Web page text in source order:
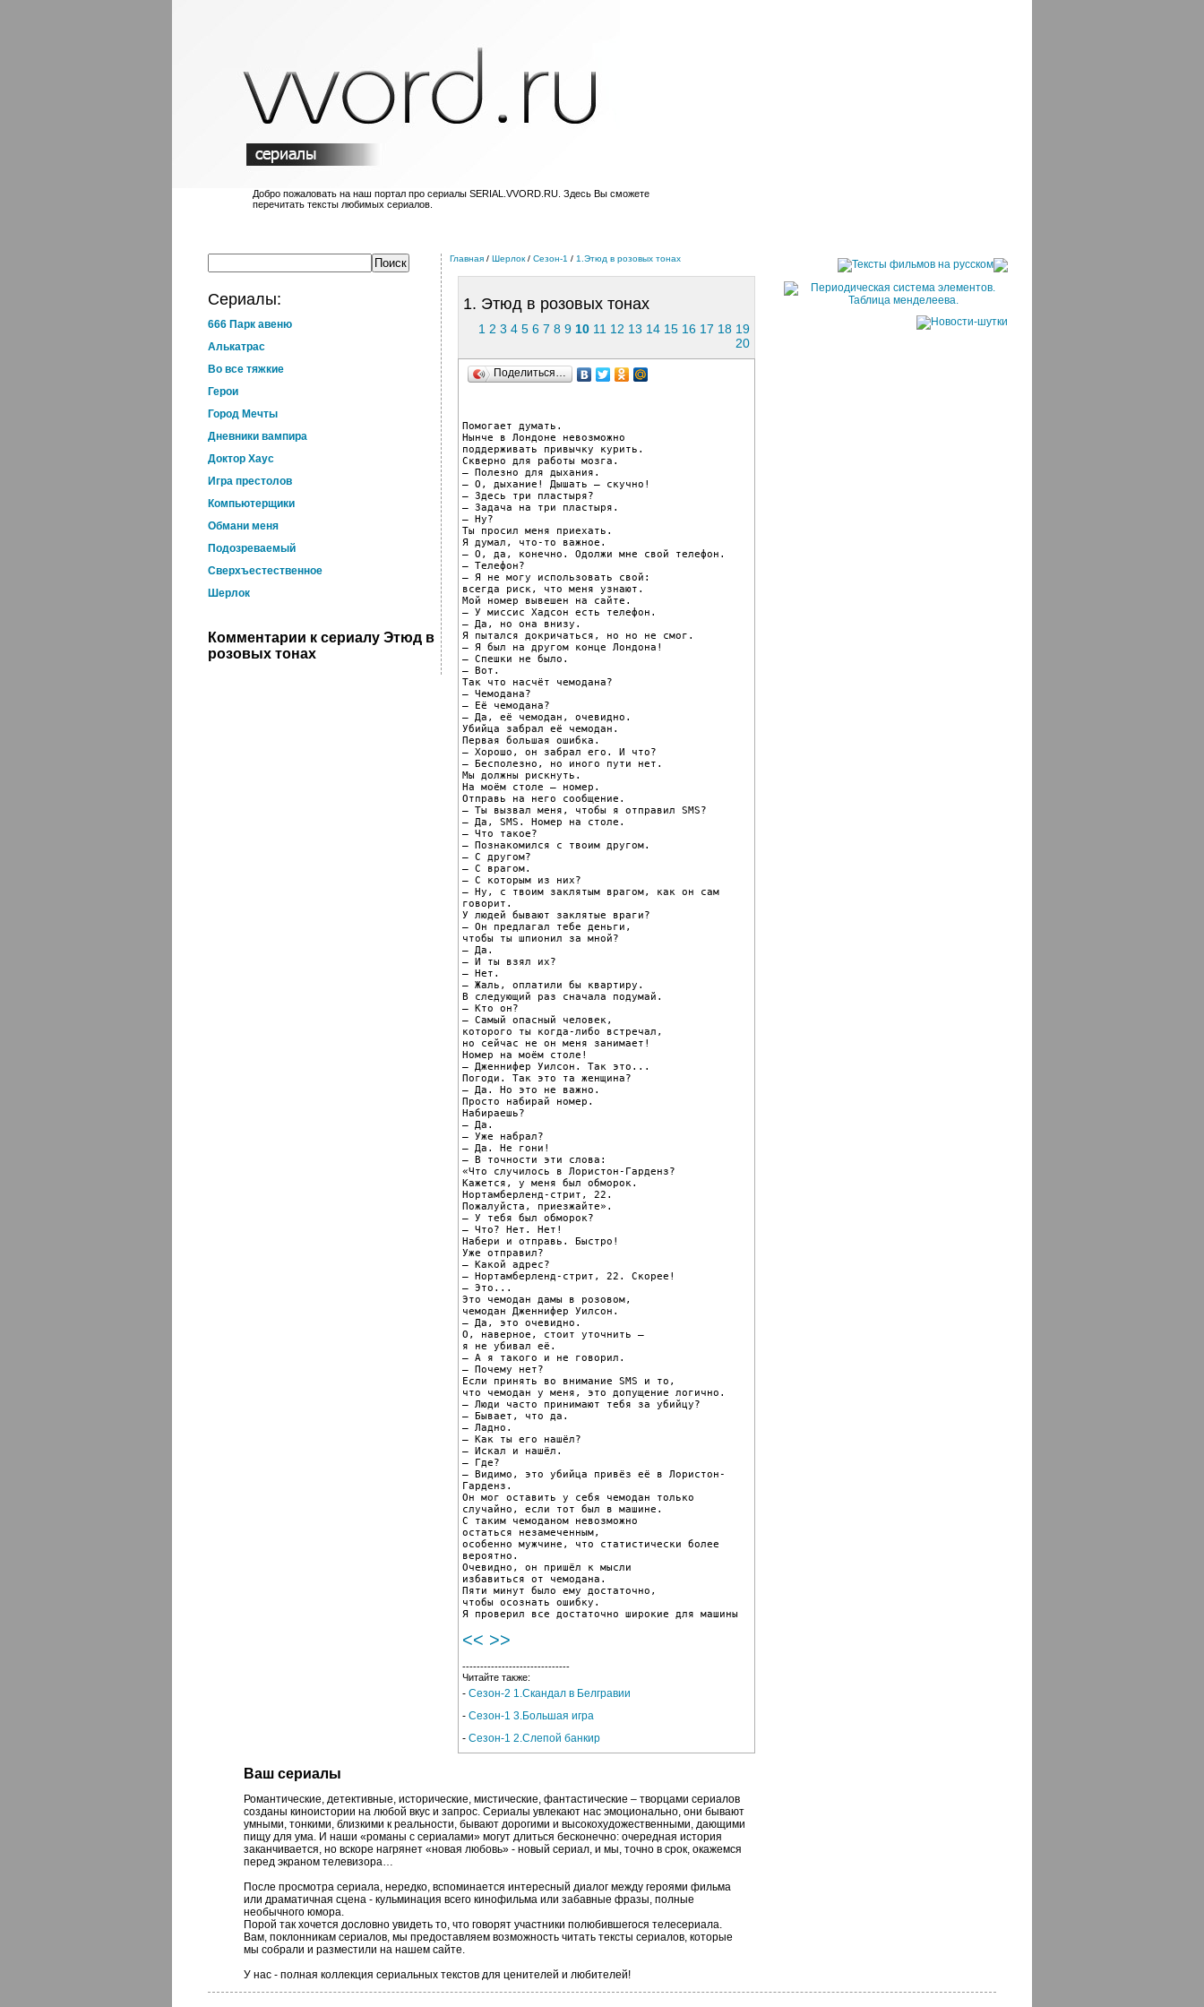
Добро пожаловать на наш портал про сериалы SERIAL.VVORD.RU. Здесь Вы сможете
перечитать тексты любимых сериалов.
Сериалы:
666 Парк авеню
Алькатрас
Во все тяжкие
Герои
Город Мечты
Дневники вампира
Доктор Хаус
Игра престолов
Компьютерщики
Обмани меня
Подозреваемый
Сверхъестественное
Шерлок
Комментарии к сериалу Этюд в
розовых тонах
Главная / Шерлок / Сезон-1 / 1.Этюд в розовых тонах
1. Этюд в розовых тонах
1 2 3 4 5 6 7 8 9 10 11 12 13 14 15 16 17 18 19
20
Поделиться…
Помогает думать.
Нынче в Лондоне невозможно
поддерживать привычку курить.
Скверно для работы мозга.
– Полезно для дыхания.
– О, дыхание! Дышать – скучно!
– Здесь три пластыря?
– Задача на три пластыря.
– Ну?
Ты просил меня приехать.
Я думал, что-то важное.
– О, да, конечно. Одолжи мне свой телефон.
– Телефон?
– Я не могу использовать свой:
всегда риск, что меня узнают.
Мой номер вывешен на сайте.
– У миссис Хадсон есть телефон.
– Да, но она внизу.
Я пытался докричаться, но но не смог.
– Я был на другом конце Лондона!
– Спешки не было.
– Вот.
Так что насчёт чемодана?
– Чемодана?
– Её чемодана?
– Да, её чемодан, очевидно.
Убийца забрал её чемодан.
Первая большая ошибка.
– Хорошо, он забрал его. И что?
– Бесполезно, но иного пути нет.
Мы должны рискнуть.
На моём столе – номер.
Отправь на него сообщение.
– Ты вызвал меня, чтобы я отправил SMS?
– Да, SMS. Номер на столе.
– Что такое?
– Познакомился с твоим другом.
– С другом?
– С врагом.
– С которым из них?
– Ну, с твоим заклятым врагом, как он сам
говорит.
У людей бывают заклятые враги?
– Он предлагал тебе деньги,
чтобы ты шпионил за мной?
– Да.
– И ты взял их?
– Нет.
– Жаль, оплатили бы квартиру.
В следующий раз сначала подумай.
– Кто он?
– Самый опасный человек,
которого ты когда-либо встречал,
но сейчас не он меня занимает!
Номер на моём столе!
– Дженнифер Уилсон. Так это...
Погоди. Так это та женщина?
– Да. Но это не важно.
Просто набирай номер.
Набираешь?
– Да.
– Уже набрал?
– Да. Не гони!
– В точности эти слова:
«Что случилось в Лористон-Гарденз?
Кажется, у меня был обморок.
Нортамберленд-стрит, 22.
Пожалуйста, приезжайте».
– У тебя был обморок?
– Что? Нет. Нет!
Набери и отправь. Быстро!
Уже отправил?
– Какой адрес?
– Нортамберленд-стрит, 22. Скорее!
– Это...
Это чемодан дамы в розовом,
чемодан Дженнифер Уилсон.
– Да, это очевидно.
О, наверное, стоит уточнить –
я не убивал её.
– А я такого и не говорил.
– Почему нет?
Если принять во внимание SMS и то,
что чемодан у меня, это допущение логично.
– Люди часто принимают тебя за убийцу?
– Бывает, что да.
– Ладно.
– Как ты его нашёл?
– Искал и нашёл.
– Где?
– Видимо, это убийца привёз её в Лористон-
Гарденз.
Он мог оставить у себя чемодан только
случайно, если тот был в машине.
С таким чемоданом невозможно
остаться незамеченным,
особенно мужчине, что статистически более
вероятно.
Очевидно, он пришёл к мысли
избавиться от чемодана.
Пяти минут было ему достаточно,
чтобы осознать ошибку.
<< >>
------------------------------
Читайте также:
- Сезон-2 1.Скандал в Белгравии
- Сезон-1 3.Большая игра
- Сезон-1 2.Слепой банкир
Ваш сериалы
Романтические, детективные, исторические, мистические, фантастические – творцами сериалов
созданы киноистории на любой вкус и запрос. Сериалы увлекают нас эмоционально, они бывают
умными, тонкими, близкими к реальности, бывают дорогими и высокохудожественными, дающими
пищу для ума. И наши «романы с сериалами» могут длиться бесконечно: очередная история
заканчивается, но вскоре нагрянет «новая любовь» - новый сериал, и мы, точно в срок, окажемся
перед экраном телевизора…
После просмотра сериала, нередко, вспоминается интересный диалог между героями фильма
или драматичная сцена - кульминация всего кинофильма или забавные фразы, полные
необычного юмора.
Порой так хочется дословно увидеть то, что говорят участники полюбившегося телесериала.
Вам, поклонникам сериалов, мы предоставляем возможность читать тексты сериалов, которые
мы собрали и разместили на нашем сайте.
У нас - полная коллекция сериальных текстов для ценителей и любителей!